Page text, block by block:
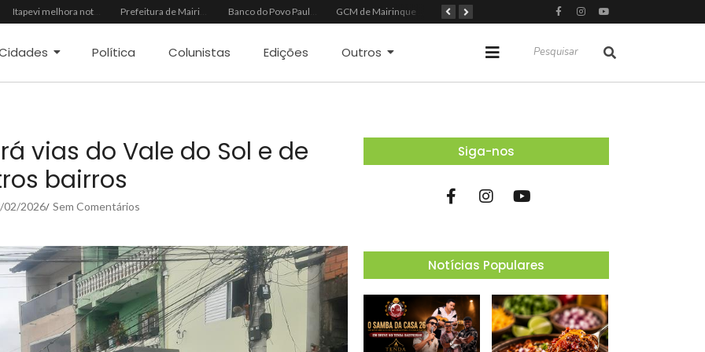
Política Colunistas Edições Outros
vias do Vale do Sol e de
bairros
02/2026/ Sem Comentários
Siga-nos
Notícias Populares